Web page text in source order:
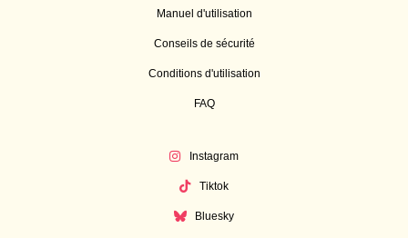
Manuel d'utilisation
Conseils de sécurité
Conditions d'utilisation
FAQ
Instagram
Tiktok
Bluesky